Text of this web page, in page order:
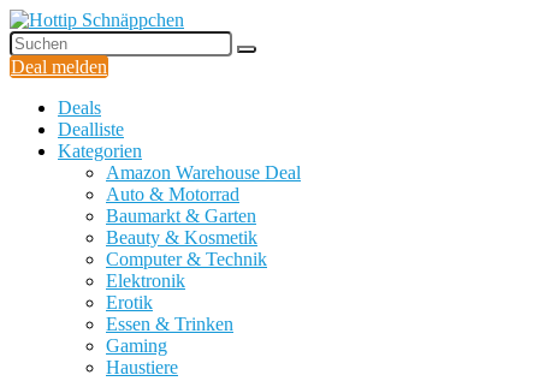
Deal melden
Deals
Dealliste
Kategorien
Amazon Warehouse Deal
Auto & Motorrad
Baumarkt & Garten
Beauty & Kosmetik
Computer & Technik
Elektronik
Erotik
Essen & Trinken
Gaming
Haustiere